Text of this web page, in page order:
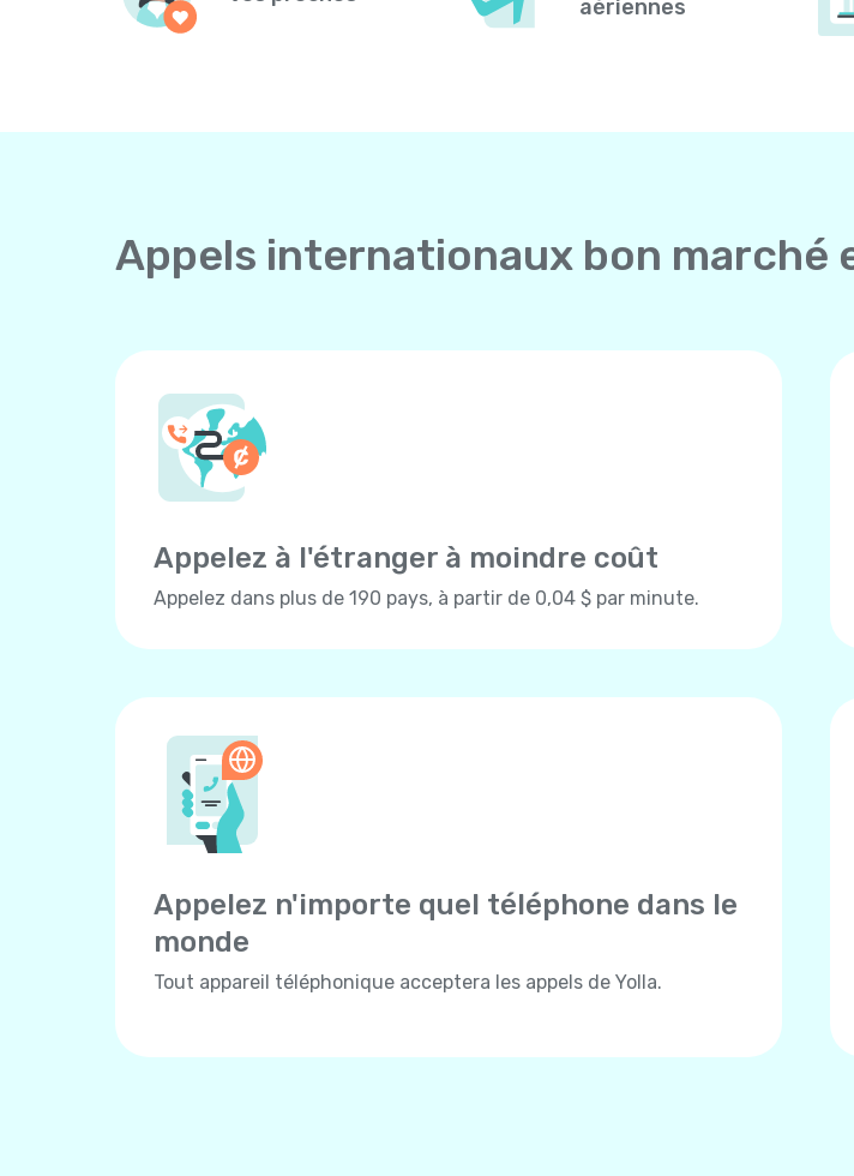
aériennes
Appels internationaux bon marché
Appelez à l'étranger à moindre coût
Appelez dans plus de 190 pays, à partir de 0,04 $ par minute.
Appelez n'importe quel téléphone dans le
monde
Tout appareil téléphonique acceptera les appels de Yolla.